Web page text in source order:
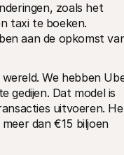
zoals het
taxi te boeken.
aan de opkomst
We hebben
gedijen. Dat model is
uitvoeren.
meer dan €15 biljoen